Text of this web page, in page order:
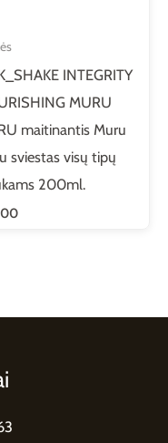
INTEGRITY
MURU
maitinantis Muru
sviestas visų tipų
200ml.